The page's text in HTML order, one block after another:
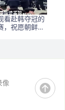
看赴韩夺冠的
，祝愿朝鲜的
像